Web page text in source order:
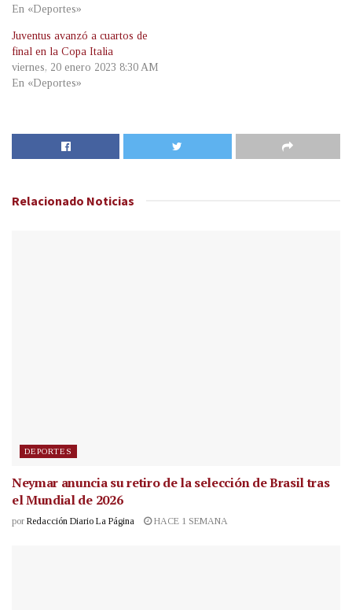
En «Deportes»
Juventus avanzó a cuartos de
final en la Copa Italia
viernes, 20 enero 2023 8:30 AM
En «Deportes»
Relacionado Noticias
DEPORTES
Neymar anuncia su retiro de la selección de Brasil tras
el Mundial de 2026
por Redacción Diario La Página HACE 1 SEMANA